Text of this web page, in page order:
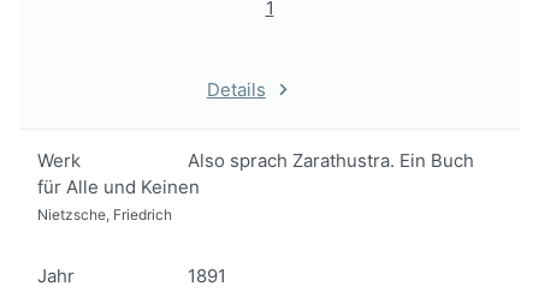
1
Details
Werk
Also sprach Zarathustra. Ein Buch
für Alle und Keinen
Nietzsche, Friedrich
Jahr 1891